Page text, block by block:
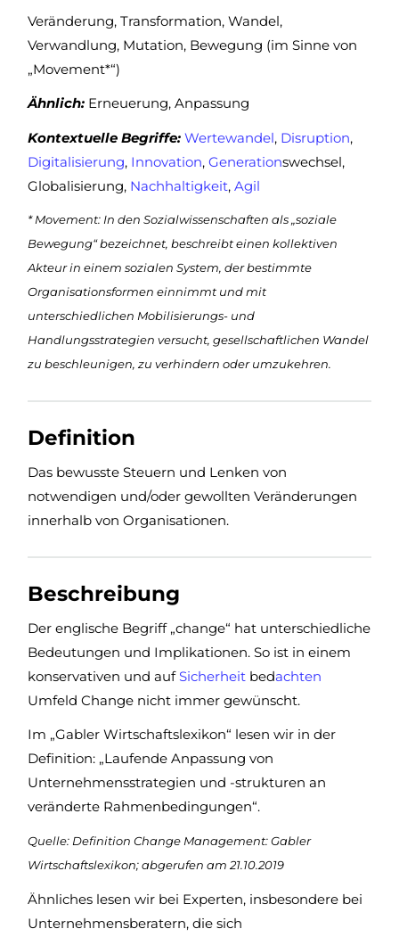
Veränderung, Transformation, Wandel,
Verwandlung, Mutation, Bewegung (im Sinne von
„Movement*“)
Ähnlich: Erneuerung, Anpassung
Kontextuelle Begriffe: Wertewandel, Disruption,
Digitalisierung, Innovation, Generationswechsel,
Globalisierung, Nachhaltigkeit, Agil
* Movement: In den Sozialwissenschaften als „soziale
Bewegung“ bezeichnet, beschreibt einen kollektiven
Akteur in einem sozialen System, der bestimmte
Organisationsformen einnimmt und mit
unterschiedlichen Mobilisierungs- und
Handlungsstrategien versucht, gesellschaftlichen Wandel
zu beschleunigen, zu verhindern oder umzukehren.
Definition
Das bewusste Steuern und Lenken von
notwendigen und/oder gewollten Veränderungen
innerhalb von Organisationen.
Beschreibung
Der englische Begriff „change“ hat unterschiedliche
Bedeutungen und Implikationen. So ist in einem
konservativen und aufSicherheit bedachten
Umfeld Change nicht immer gewünscht.
Im „Gabler Wirtschaftslexikon“ lesen wir in der
Definition: „Laufende Anpassung von
Unternehmensstrategien und -strukturen an
veränderte Rahmenbedingungen“.
Quelle: Definition Change Management: Gabler
Wirtschaftslexikon; abgerufen am 21.10.2019
Ähnliches lesen wir bei Experten, insbesondere bei
Unternehmensberatern, die sich